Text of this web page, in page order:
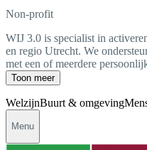
Non-profit
WIJ 3.0 is specialist in
en regio Utrecht. We
met een of meerdere
Toon meer
WelzijnBuurt & omgeving
Menu